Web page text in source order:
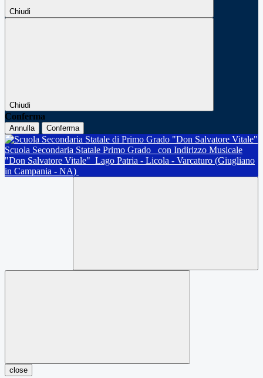
Chiudi
Chiudi
Conferma
Annulla Conferma
Scuola Secondaria Statale Primo Grado
con Indirizzo Musicale
"Don Salvatore Vitale" Lago Patria - Licola - Varcaturo (Giugliano
in Campania - NA)
close